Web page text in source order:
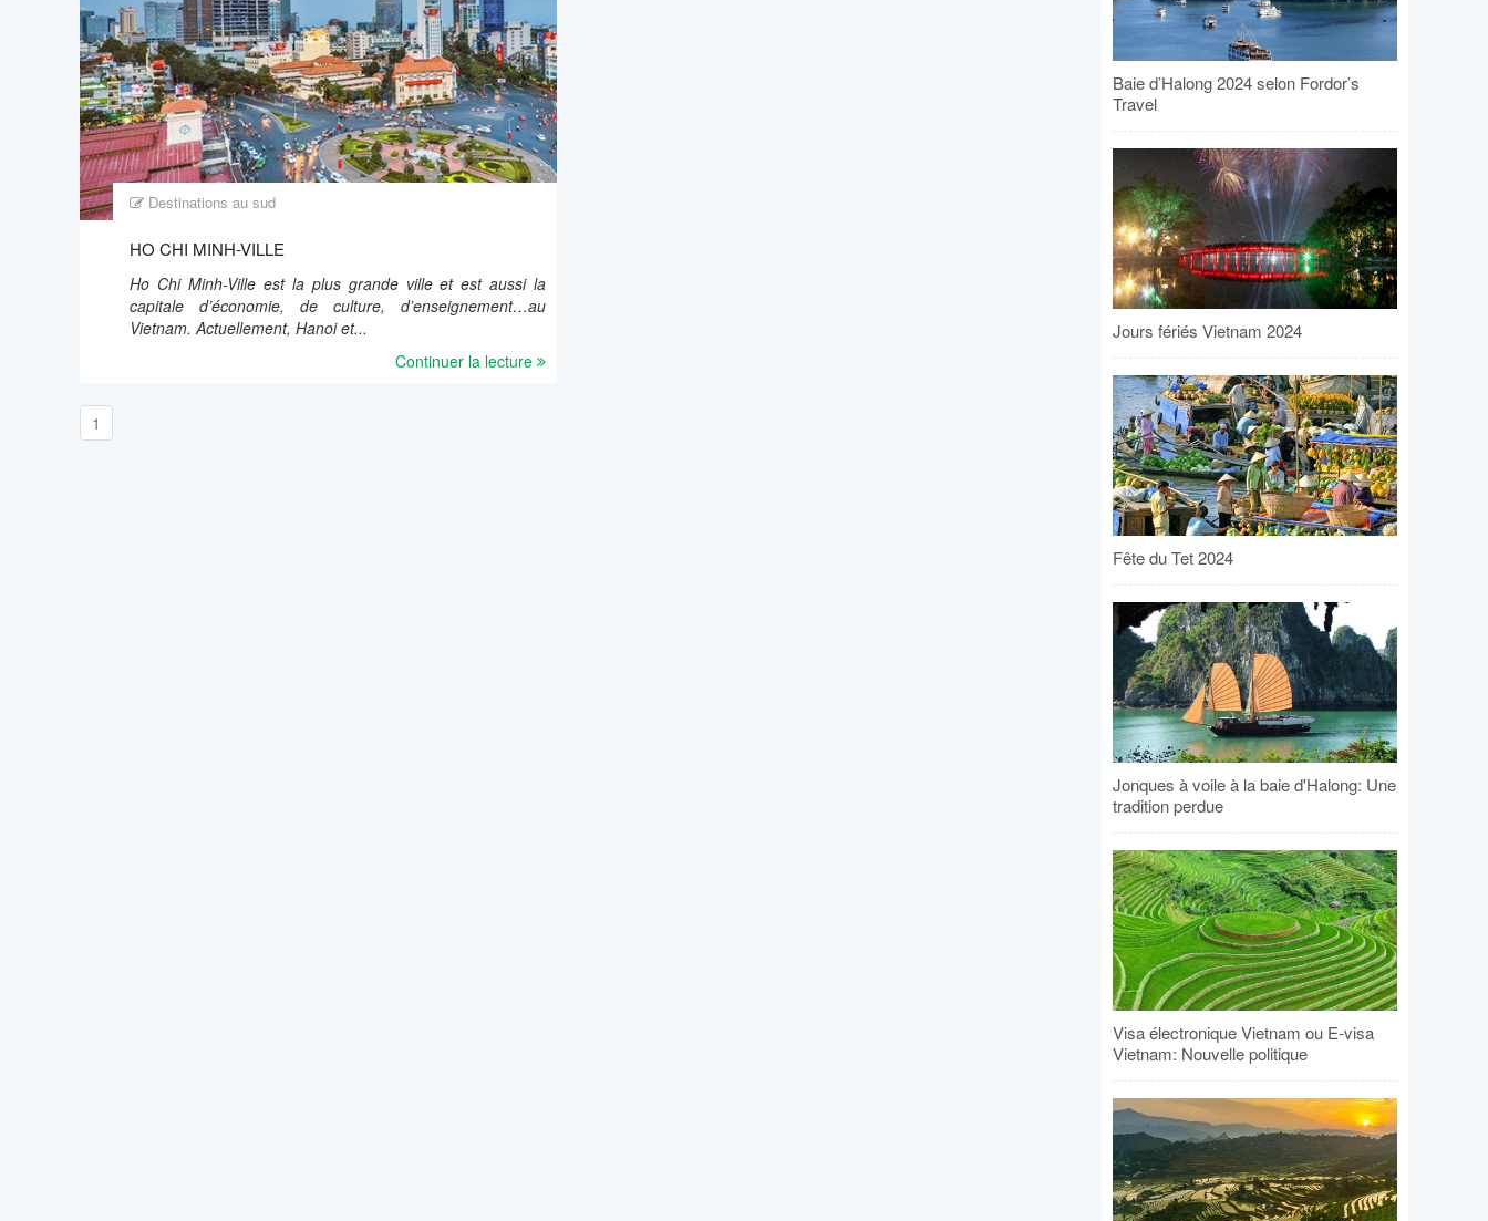
Destinations au sud
HO CHI MINH-VILLE
Ho Chi Minh-Ville est la plus grande ville et est aussi la
capitale d’économie, de culture, d’enseignement…au
Vietnam. Actuellement, Hanoi et...
Continuer la lecture
1
Baie d’Halong 2024 selon Fordor’s
Travel
Jours fériés Vietnam 2024
Fête du Tet 2024
Jonques à voile à la baie d'Halong: Une
tradition perdue
Visa électronique Vietnam ou E-visa
Vietnam: Nouvelle politique